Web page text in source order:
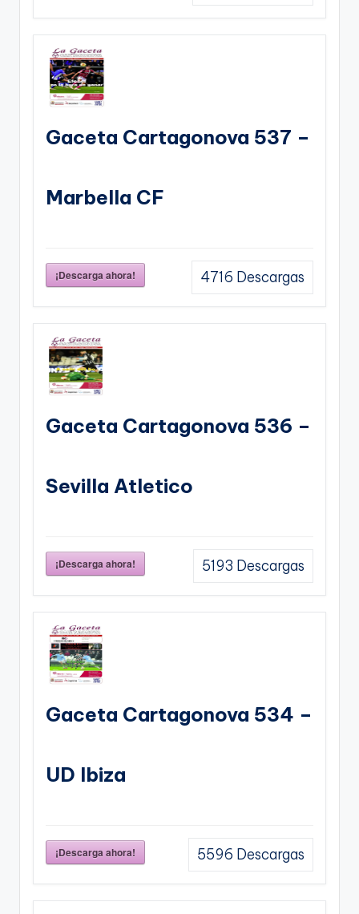
Gaceta Cartagonova 537 –
Marbella CF
¡Descarga ahora! 4716 Descargas
Gaceta Cartagonova 536 –
Sevilla Atletico
¡Descarga ahora! 5193 Descargas
Gaceta Cartagonova 534 –
UD Ibiza
¡Descarga ahora! 5596 Descargas